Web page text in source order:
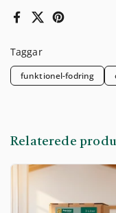
FacebookX (Twitter)Pinterest
Taggar
funktionel-fodring
Relaterede